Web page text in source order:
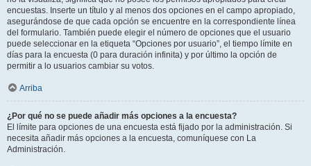
encuestas. Inserte un título y al menos dos opciones en el campo apropiado,
asegurándose de que cada opción se encuentre en la correspondiente línea
del formulario. También puede elegir el número de opciones que el usuario
puede seleccionar en la etiqueta “Opciones por usuario”, el tiempo límite en
días para la encuesta (0 para duración infinita) y por último la opción de
permitir a lo usuarios cambiar su votos.
Arriba
¿Por qué no se puede añadir más opciones a la encuesta?
El límite para opciones de una encuesta está fijado por la administración. Si
necesita añadir más opciones a la encuesta, comuníquese con La
Administración.